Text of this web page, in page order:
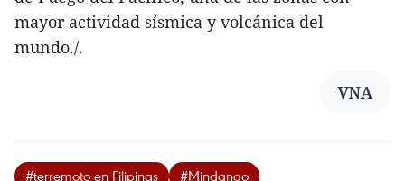
mayor actividad sísmica y volcánica del
mundo./.
VNA
#terremoto en Filipinas #Mindanao